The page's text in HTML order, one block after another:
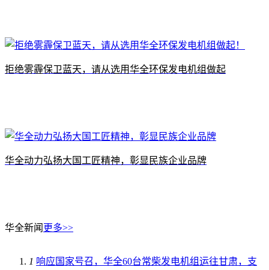
拒绝雾霾保卫蓝天，请从选用华全环保发电机组做起
华全动力弘扬大国工匠精神，彰显民族企业品牌
华全新闻 更多>>
1 响应国家号召，华全60台常柴发电机组运往甘肃，支